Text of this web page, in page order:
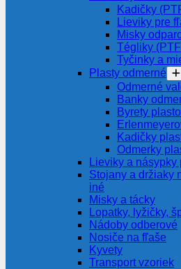
Kadičky
Lieviky pre
Misky
Tégliky
Tyčinky a
Plasty odmerné
Odmerné
Banky
Byrety
Kadičky
Odmerky
Lieviky a násypky
Stojany a držiaky
iné
Misky a tácky
Lopatky, lyžičky,
Nádoby odberové
Nosiče na fľaše
Kyvety
Transport vzoriek